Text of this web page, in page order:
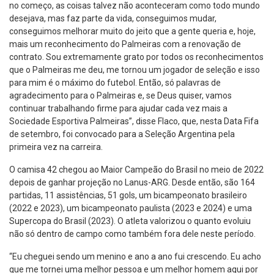
no começo, as coisas talvez não aconteceram como todo mundo
desejava, mas faz parte da vida, conseguimos mudar,
conseguimos melhorar muito do jeito que a gente queria e, hoje,
mais um reconhecimento do Palmeiras com a renovação de
contrato. Sou extremamente grato por todos os reconhecimentos
que o Palmeiras me deu, me tornou um jogador de seleção e isso
para mim é o máximo do futebol. Então, só palavras de
agradecimento para o Palmeiras e, se Deus quiser, vamos
continuar trabalhando firme para ajudar cada vez mais a
Sociedade Esportiva Palmeiras”, disse Flaco, que, nesta Data Fifa
de setembro, foi convocado para a Seleção Argentina pela
primeira vez na carreira.
O camisa 42 chegou ao Maior Campeão do Brasil no meio de 2022
depois de ganhar projeção no Lanus-ARG. Desde então, são 164
partidas, 11 assistências, 51 gols, um bicampeonato brasileiro
(2022 e 2023), um bicampeonato paulista (2023 e 2024) e uma
Supercopa do Brasil (2023). O atleta valorizou o quanto evoluiu
não só dentro de campo como também fora dele neste período.
“Eu cheguei sendo um menino e ano a ano fui crescendo. Eu acho
que me tornei uma melhor pessoa e um melhor homem aqui por